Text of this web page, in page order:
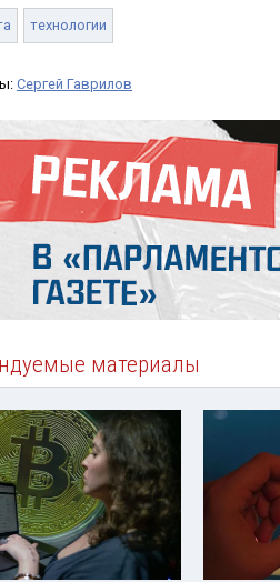
технологии
Сергей Гаврилов
материалы